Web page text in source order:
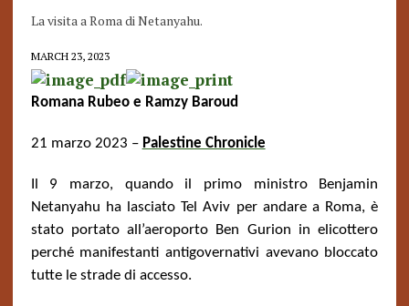
La visita a Roma di Netanyahu.
MARCH 23, 2023
Romana Rubeo e Ramzy Baroud
21 marzo 2023 – Palestine Chronicle
Il 9 marzo, quando il primo ministro Benjamin
Netanyahu ha lasciato Tel Aviv per andare a Roma, è
stato portato all’aeroporto Ben Gurion in elicottero
perché manifestanti antigovernativi avevano bloccato
tutte le strade di accesso.